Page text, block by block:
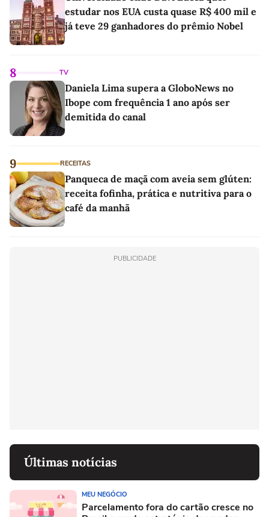
estudar nos EUA custa quase R$ 400 mil e
já teve 29 ganhadores do prêmio Nobel
8 TV
Daniela Lima supera a GloboNews no
Ibope com frequência 1 ano após ser
demitida do canal
9 RECEITAS
Panqueca de maçã com aveia sem glúten:
receita fofinha, prática e nutritiva para o
café da manhã
PUBLICIDADE
Últimas notícias
MEU NEGÓCIO
Parcelamento fora do cartão cresce no